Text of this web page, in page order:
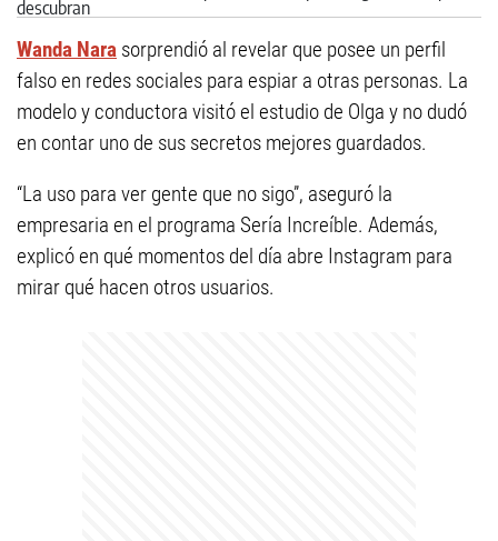
Wanda Nara sorprendió al revelar que posee un perfil
falso en redes sociales para espiar a otras personas. La
modelo y conductora visitó el estudio de Olga y no dudó
en contar uno de sus secretos mejores guardados.
“La uso para ver gente que no sigo”, aseguró la
empresaria en el programa Sería Increíble. Además,
explicó en qué momentos del día abre Instagram para
mirar qué hacen otros usuarios.